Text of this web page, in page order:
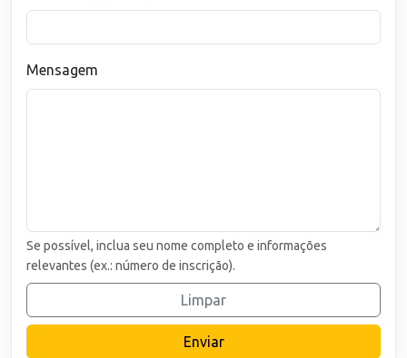
Mensagem
Se possível, inclua seu nome completo e informações
relevantes (ex.: número de inscrição).
Limpar
Enviar